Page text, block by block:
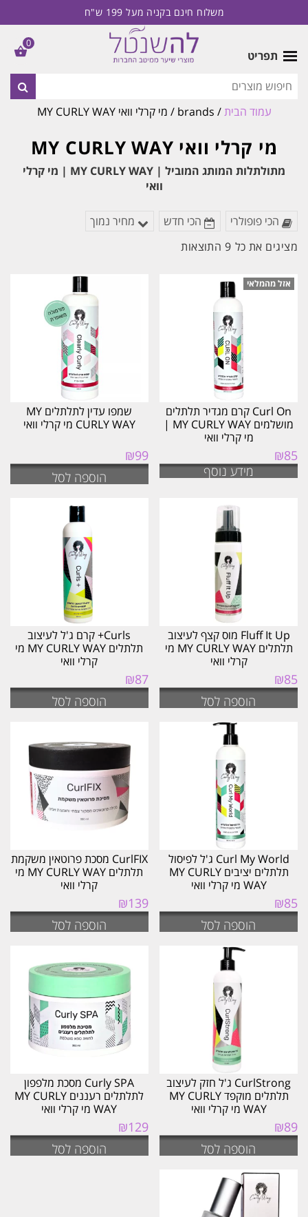
משלוח חינם בקניה מעל 199 ש"ח
תפריט
עמוד הבית/ brands / מי קרלי וואי MY CURLY WAY
מי קרלי וואי MY CURLY WAY
מתולתלות המותג המוביל | MY CURLY WAY | מי קרלי
וואי
הכי פופולרי הכי חדש
מחיר נמוך
מציגים את כל ⁦9⁩ התוצאות
ממוין
Curl On קרם מגדיר תלתלים
מושלמים MY CURLY WAY |
מי קרלי וואי
₪85
מידע נוסף
שמפו עדין לתלתלים MY
CURLY WAY מי קרלי וואי
₪99
הוספה לסל
Fluff It Up מוס קצף לעיצוב
תלתלים MY CURLY WAY מי
קרלי וואי
₪85
הוספה לסל
Curls+ קרם ג'ל לעיצוב
תלתלים MY CURLY WAY מי
קרלי וואי
₪87
הוספה לסל
Curl My World ג'ל לפיסול
תלתלים יציבים MY CURLY
WAY מי קרלי וואי
₪85
הוספה לסל
CurlFIX מסכת פרוטאין משקמת
תלתלים MY CURLY WAY מי
קרלי וואי
₪139
הוספה לסל
CurlStrong ג'ל חזק לעיצוב
תלתלים מוקפד MY CURLY
WAY מי קרלי וואי
₪89
הוספה לסל
Curly SPA מסכת מלפפון
לתלתלים רעננים MY CURLY
WAY מי קרלי וואי
₪129
הוספה לסל
0